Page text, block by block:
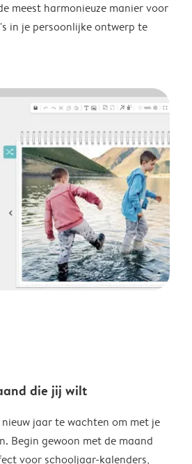
meest harmonieuze manier voor
in je persoonlijke ontwerp te
die jij wilt
jaar te wachten om met je
Begin gewoon met de maand
voor schooljaar-kalenders,